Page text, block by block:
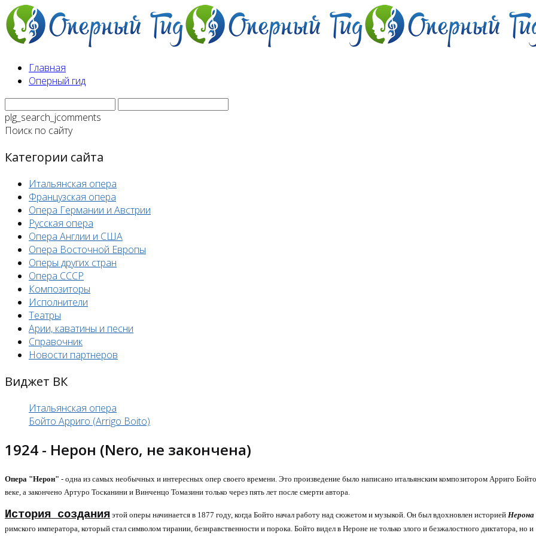
Главная
Оперный гид
plg_search_jcomments
Поиск по сайту
Категории сайта
Итальянская опера
Французская опера
Опера Германии и Австрии
Русская опера
Опера Англии и США
Опера Восточной Европы
Оперы других стран
Опера СССР
Композиторы
Исполнители
Театры
Арии, каватины и песни
Справочник
Новости партнеров
Виджет ВК
Итальянская опера
Бойто Арриго (Arrigo Boito)
1924 - Нерон (Nero, не закончена)
Опера "Нерон" - одна из самых необычных и интересных опер своего времени. Это произведение было написано итальянским композитором Арриго
веке, а закончено Артуро Тосканини и Винченцо Томазини только через пять лет после смерти автора.
История создания этой оперы начинается в 1877 году, когда Бойто начал работу над сюжетом и музыкой. Он был вдохновлен историей Нерона
римского императора, который стал символом тирании, безнравственности и порока. Бойто видел в Нероне не только злого и безжалостного диктатора, но и